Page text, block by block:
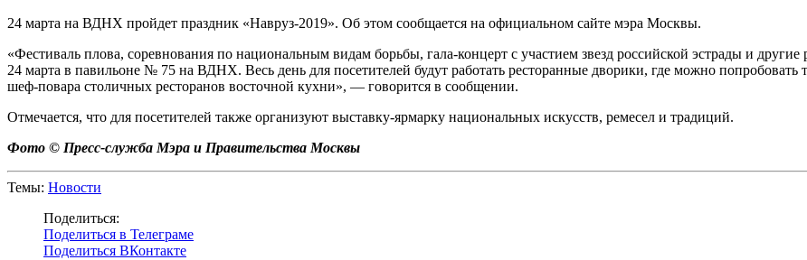
24 марта на ВДНХ пройдет праздник «Навруз-2019». Об этом сообщается на официальном сайте мэра Москвы.
«Фестиваль плова, соревнования по национальным видам борьбы, гала-концерт с участием звезд российской эстрады и
24 марта в павильоне № 75 на ВДНХ. Весь день для посетителей будут работать ресторанные дворики, где можно
шеф-повара столичных ресторанов восточной кухни», — говорится в сообщении.
Отмечается, что для посетителей также организуют выставку-ярмарку национальных искусств, ремесел и традиций.
Фото © Пресс-служба Мэра и Правительства Москвы
Темы: Новости
Поделиться:
Поделиться в Телеграме
Поделиться ВКонтакте